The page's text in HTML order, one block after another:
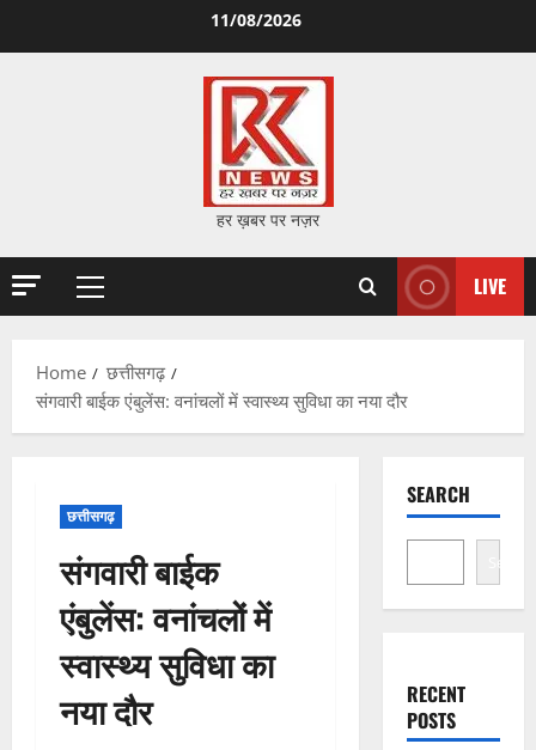
11/08/2026
हर ख़बर पर नज़र
Primary
LIVE
Home
छत्तीसगढ़
संगवारी बाईक एंबुलेंस: वनांचलों में स्वास्थ्य सुविधा का नया दौर
छत्तीसगढ़
संगवारी बाईक
एंबुलेंस: वनांचलों में
स्वास्थ्य सुविधा का
नया दौर
SEARCH
Search
RECENT
POSTS